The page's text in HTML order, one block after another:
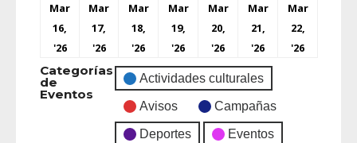
Mar
16,
'26
Mar
17,
'26
Mar
18,
'26
Mar
19,
'26
Mar
20,
'26
Mar
21,
'26
Mar
22,
'26
Categorías
de
Eventos
Actividades culturales
Avisos Campañas
Deportes Eventos